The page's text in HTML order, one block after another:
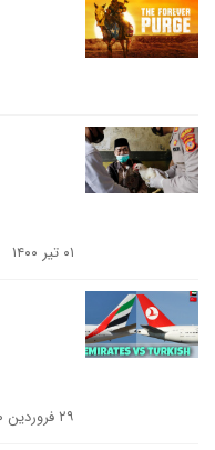
۰۱ تیر ۱۴۰۰
۲۹ فروردین ۱۴۰۰